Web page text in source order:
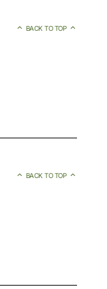
BACK TO TOP
BACK TO TOP